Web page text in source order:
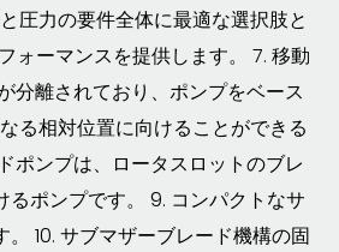
圧力の要件全体に最適な選択肢と
ォーマンスを提供します。 7. 移動
分離されており、ポンプをベース
る相対位置に向けることができる
ポンプは、ロータスロットのブレ
ポンプです。 9. コンパクトなサ
10. サブマザーブレード機構の固